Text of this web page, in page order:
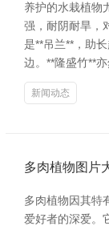
养护的水栽植物
强，耐阴耐旱，
是**吊兰**，助
边。**隆盛竹**
新闻动态
多肉植物图片
多肉植物因其特
爱好者的深爱。